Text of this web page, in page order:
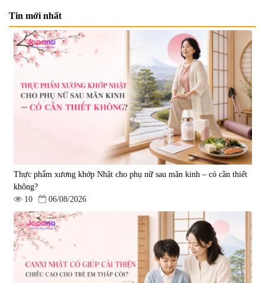
Viên uống bổ não Ribeto Shoji
| 57.920
1.450.000 đ
Viên nang uống cải thiện thị lực,
trí nhớ DHA + EPA + Flaxseed
Oil 30 viên/gói - Date 02/2027
|52.346
225.000 đ
Tẩy tế bào chết Nichiei Bussan
Nano NMN+ Peeling Gel
Luxury 200g
1.490.000 đ
Viên uống hỗ trợ bền thành
mạch, ngừa tai biến Elastin Plus
& Nattokinase Hokoen 80 viên
|0
980.000 đ
Tin mới nhất
Thực phẩm xương khớp Nhật cho phụ nữ sau mãn kinh – có cần thiết
không?
10
06/08/2026